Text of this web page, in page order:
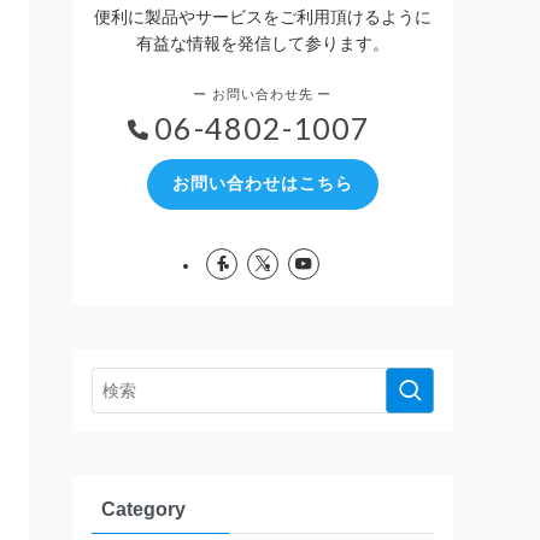
便利に製品やサービスをご利用頂けるように
有益な情報を発信して参ります。
06-4802-1007
お問い合わせはこちら
Category